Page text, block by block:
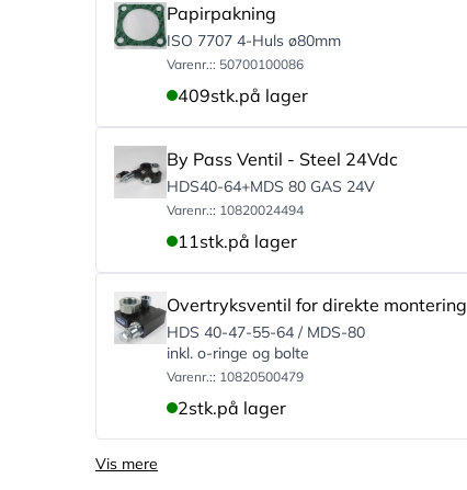
Papirpakning
ISO 7707 4-Huls ø80mm
Varenr.:: 50700100086
409stk.på lager
By Pass Ventil - Steel 24Vdc
HDS40-64+MDS 80 GAS 24V
Varenr.:: 10820024494
11stk.på lager
Overtryksventil for direkte montering
HDS 40-47-55-64 / MDS-80
inkl. o-ringe og bolte
Varenr.:: 10820500479
2stk.på lager
Vis mere